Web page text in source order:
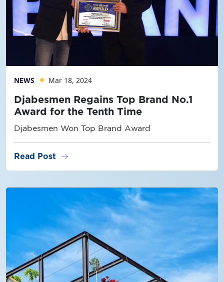
NEWS Mar 18, 2024
Djabesmen Regains Top Brand No.1
Award for the Tenth Time
Djabesmen Won Top Brand Award
Read Post arrow_right_alt